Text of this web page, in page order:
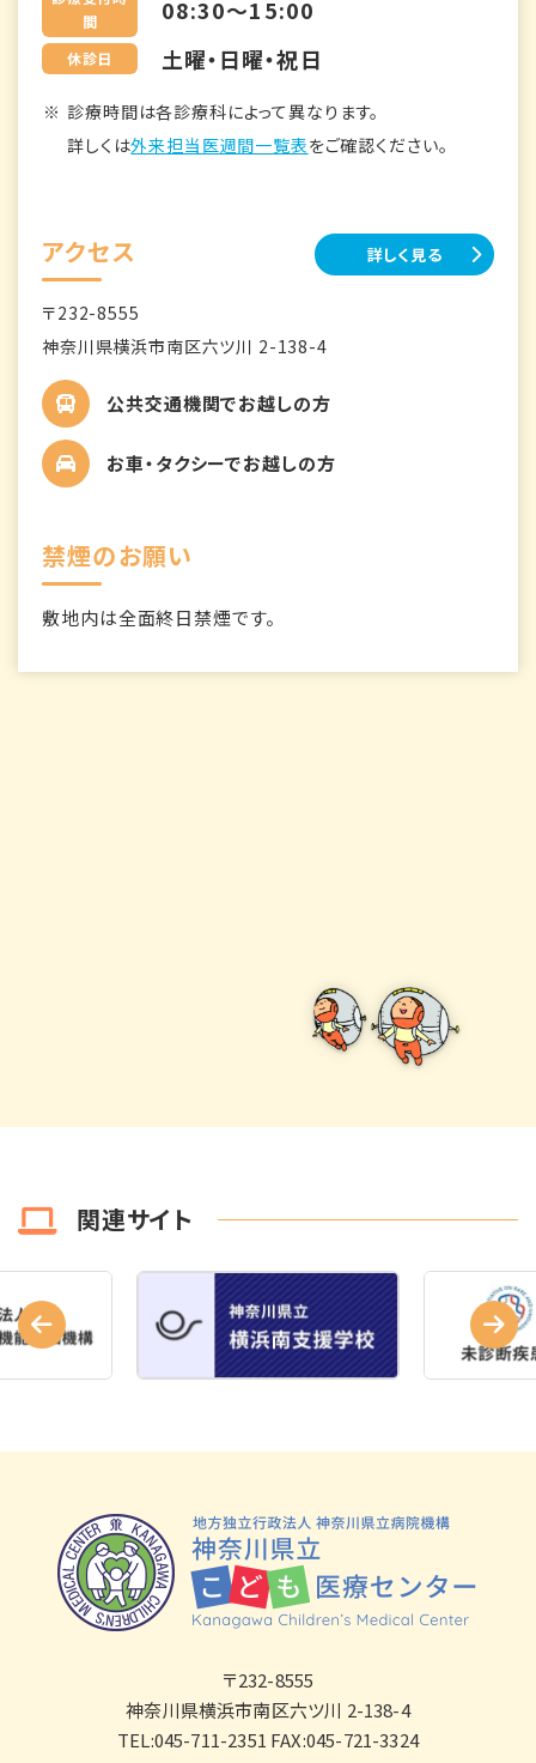
間
08:30～15:00
休診日 土曜・日曜・祝日
診療時間は各診療科によって異なります。
詳しくは外来担当医週間一覧表をご確認ください。
アクセス 詳しく見る
〒232-8555
神奈川県横浜市南区六ツ川 2-138-4
公共交通機関でお越しの方
お車・タクシーでお越しの方
禁煙のお願い
敷地内は全面終日禁煙です。
関連サイト
〒232-8555
神奈川県横浜市南区六ツ川 2-138-4
TEL:045-711-2351 FAX:045-721-3324